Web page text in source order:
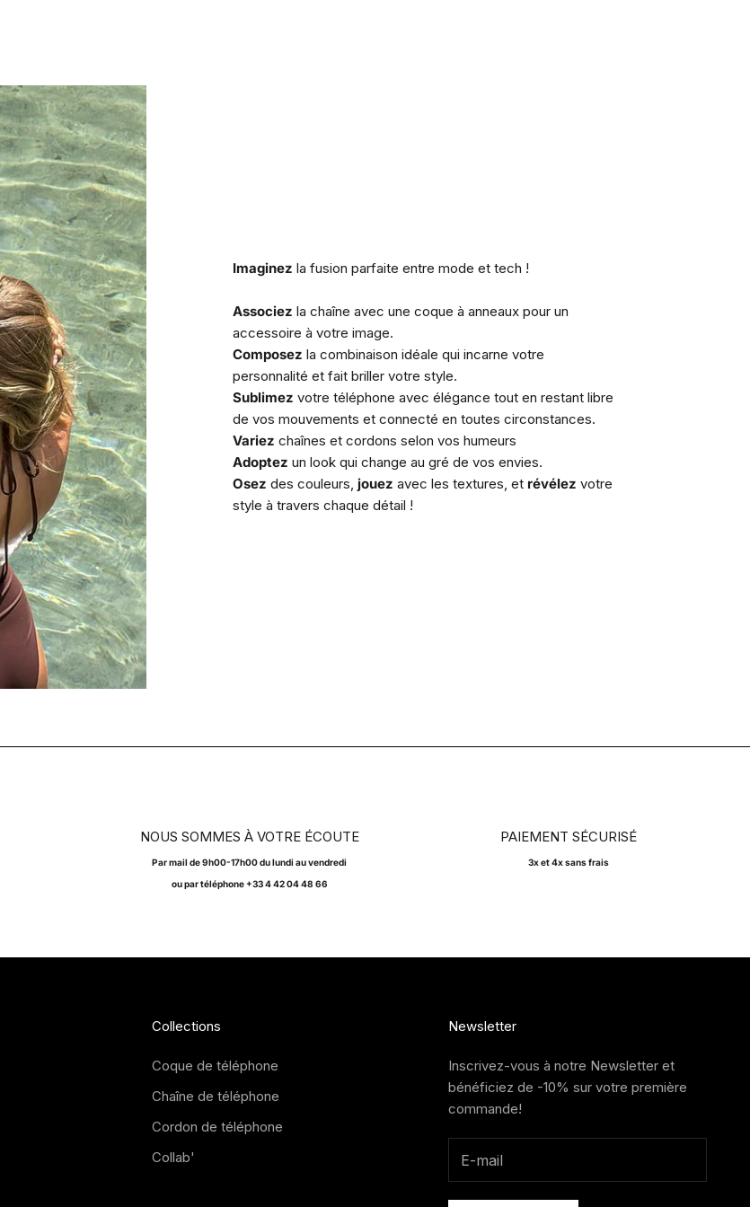
Imaginez la fusion parfaite entre mode et tech !
Associez la chaîne avec une coque à anneaux pour un
accessoire à votre image.
Composez la combinaison idéale qui incarne votre
personnalité et fait briller votre style.
Sublimez votre téléphone avec élégance tout en restant libre
de vos mouvements et connecté en toutes circonstances.
Variez chaînes et cordons selon vos humeurs
Adoptez un look qui change au gré de vos envies.
Osez des couleurs, jouez avec les textures, et révélez votre
style à travers chaque détail !
NOUS SOMMES À VOTRE ÉCOUTE
Parmail de 9h00-17h00 du lundi au vendredi
ou par téléphone +33 4 42 04 48 66
PAIEMENT SÉCURISÉ
3x et 4x sans frais
Collections
Coque de téléphone
Chaîne de téléphone
Cordon de téléphone
Collab'
Newsletter
Inscrivez-vous à notre Newsletter et
bénéficiez de -10% sur votre première
commande!